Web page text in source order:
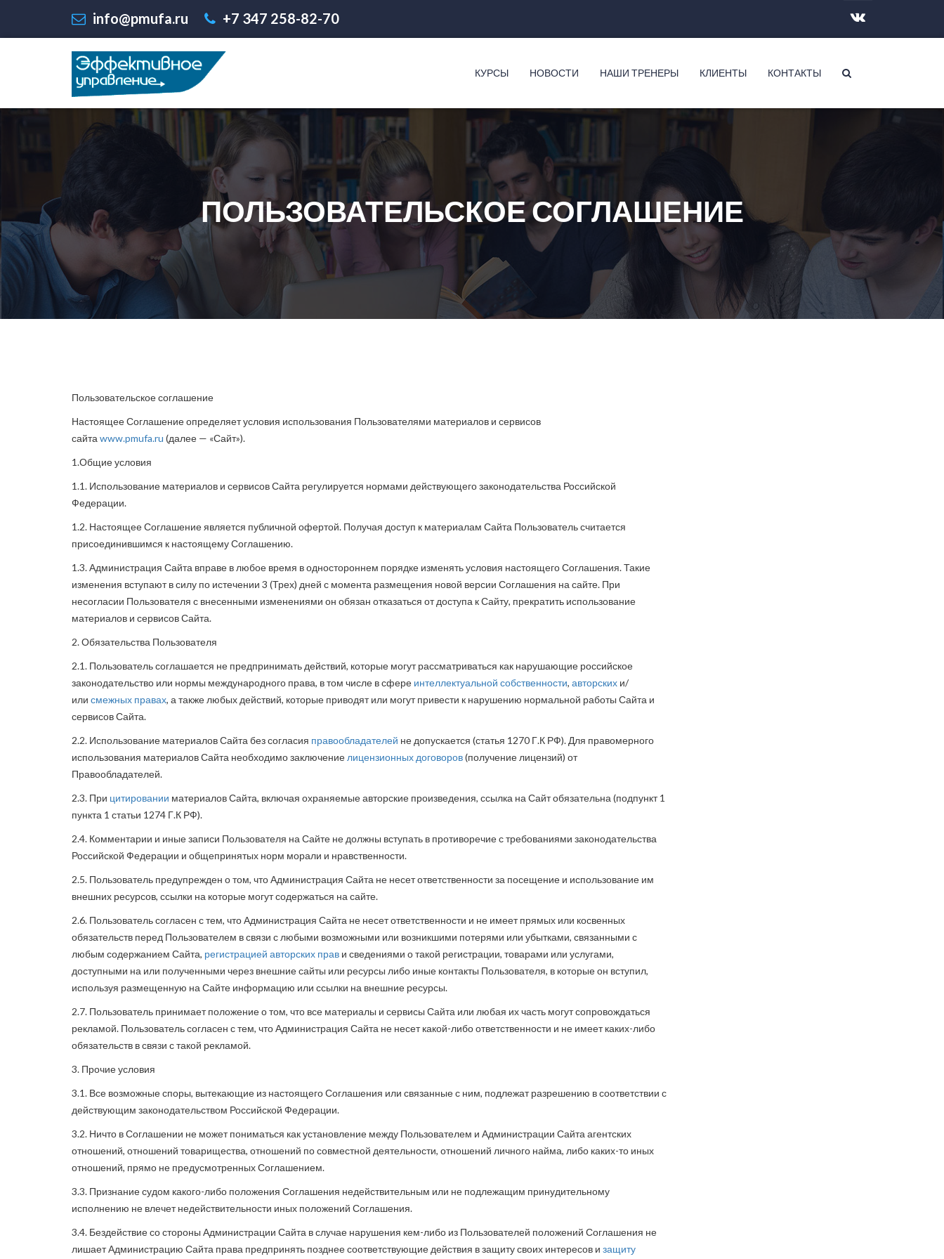
info@pmufa.ru +7 347 258-82-70
КУРСЫ НОВОСТИ НАШИ ТРЕНЕРЫ КЛИЕНТЫ КОНТАКТЫ
ПОЛЬЗОВАТЕЛЬСКОЕ СОГЛАШЕНИЕ
Пользовательское соглашение
Настоящее Соглашение определяет условия использования Пользователями материалов и сервисов
сайта www.pmufa.ru (далее — «Сайт»).
1.Общие условия
1.1. Использование материалов и сервисов Сайта регулируется нормами действующего законодательства Российской
Федерации.
1.2. Настоящее Соглашение является публичной офертой. Получая доступ к материалам Сайта Пользователь считается
присоединившимся к настоящему Соглашению.
1.3. Администрация Сайта вправе в любое время в одностороннем порядке изменять условия настоящего Соглашения. Такие
изменения вступают в силу по истечении 3 (Трех) дней с момента размещения новой версии Соглашения на сайте. При
несогласии Пользователя с внесенными изменениями он обязан отказаться от доступа к Сайту, прекратить использование
материалов и сервисов Сайта.
2. Обязательства Пользователя
2.1. Пользователь соглашается не предпринимать действий, которые могут рассматриваться как нарушающие российское
законодательство или нормы международного права, в том числе в сфере интеллектуальной собственности, авторских и/
или смежных правах, а также любых действий, которые приводят или могут привести к нарушению нормальной работы Сайта и
сервисов Сайта.
2.2. Использование материалов Сайта без согласия правообладателей не допускается (статья 1270 Г.К РФ). Для правомерного
использования материалов Сайта необходимо заключение лицензионных договоров(получение лицензий) от
Правообладателей.
2.3. При цитировании материалов Сайта, включая охраняемые авторские произведения, ссылка на Сайт обязательна (подпункт 1
пункта 1 статьи 1274 Г.К РФ).
2.4. Комментарии и иные записи Пользователя на Сайте не должны вступать в противоречие с требованиями законодательства
Российской Федерации и общепринятых норм морали и нравственности.
2.5. Пользователь предупрежден о том, что Администрация Сайта не несет ответственности за посещение и использование им
внешних ресурсов, ссылки на которые могут содержаться на сайте.
2.6. Пользователь согласен с тем, что Администрация Сайта не несет ответственности и не имеет прямых или косвенных
обязательств перед Пользователем в связи с любыми возможными или возникшими потерями или убытками, связанными с
любым содержанием Сайта, регистрацией авторских прав и сведениями о такой регистрации, товарами или услугами,
доступными на или полученными через внешние сайты или ресурсы либо иные контакты Пользователя, в которые он вступил,
используя размещенную на Сайте информацию или ссылки на внешние ресурсы.
2.7. Пользователь принимает положение о том, что все материалы и сервисы Сайта или любая их часть могут сопровождаться
рекламой. Пользователь согласен с тем, что Администрация Сайта не несет какой-либо ответственности и не имеет каких-либо
обязательств в связи с такой рекламой.
3. Прочие условия
3.1. Все возможные споры, вытекающие из настоящего Соглашения или связанные с ним, подлежат разрешению в соответствии с
действующим законодательством Российской Федерации.
3.2. Ничто в Соглашении не может пониматься как установление между Пользователем и Администрации Сайта агентских
отношений, отношений товарищества, отношений по совместной деятельности, отношений личного найма, либо каких-то иных
отношений, прямо не предусмотренных Соглашением.
3.3. Признание судом какого-либо положения Соглашения недействительным или не подлежащим принудительному
исполнению не влечет недействительности иных положений Соглашения.
3.4. Бездействие со стороны Администрации Сайта в случае нарушения кем-либо из Пользователей положений Соглашения не
лишает Администрацию Сайта права предпринять позднее соответствующие действия в защиту своих интересов и защиту